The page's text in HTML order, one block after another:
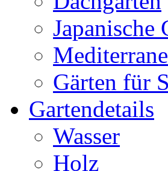
Japanische
Gärten für
Gartendetails
Wasser
Holz